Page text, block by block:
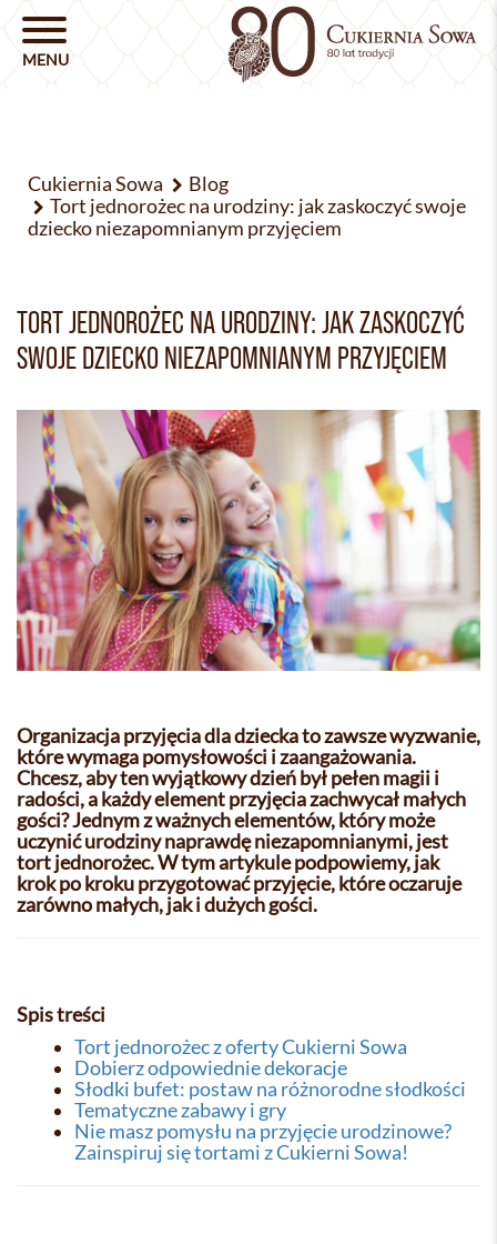
Cukiernia Sowa
Blog
Tort jednorożec na urodziny: jak zaskoczyć swoje
dziecko niezapomnianym przyjęciem
TORT JEDNOROŻEC NA URODZINY: JAK ZASKOCZYĆ
SWOJE DZIECKO NIEZAPOMNIANYM PRZYJĘCIEM
Organizacja przyjęcia dla dziecka to zawsze wyzwanie,
które wymaga pomysłowości i zaangażowania.
Chcesz, aby ten wyjątkowy dzień był pełen magii i
radości, a każdy element przyjęcia zachwycał małych
gości? Jednym z ważnych elementów, który może
uczynić urodziny naprawdę niezapomnianymi, jest
tort jednorożec. W tym artykule podpowiemy, jak
krok po kroku przygotować przyjęcie, które oczaruje
zarówno małych, jak i dużych gości.
Spis treści
Tort jednorożec z oferty Cukierni Sowa
Dobierz odpowiednie dekoracje
Słodki bufet: postaw na różnorodne słodkości
Tematyczne zabawy i gry
Nie masz pomysłu na przyjęcie urodzinowe?
Zainspiruj się tortami z Cukierni Sowa!